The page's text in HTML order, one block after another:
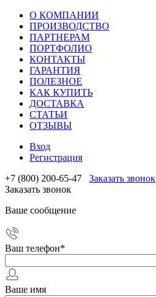
О КОМПАНИИ
ПРОИЗВОДСТВО
ПАРТНЕРАМ
ПОРТФОЛИО
КОНТАКТЫ
ГАРАНТИЯ
ПОЛЕЗНОЕ
КАК КУПИТЬ
ДОСТАВКА
СТАТЬИ
ОТЗЫВЫ
Вход
Регистрация
+7 (800) 200-65-47
Заказать звонок
Заказать звонок
Ваше сообщение
Ваш телефон*
Ваше имя